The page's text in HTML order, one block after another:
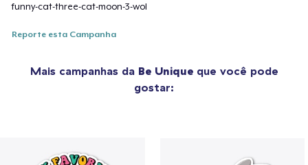
funny-cat-three-cat-moon-3-wol
Reporte esta Campanha
Mais campanhas da Be Unique que você pode
gostar: